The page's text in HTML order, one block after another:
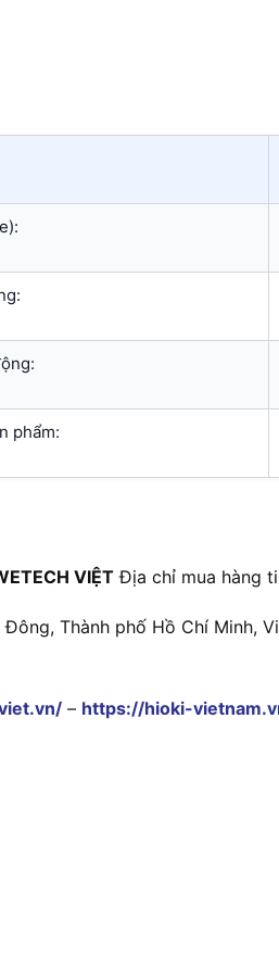
phẩm:
VIỆT Địa chỉ mua hàng
Thành phố Hồ Chí Minh,
– https://hioki-